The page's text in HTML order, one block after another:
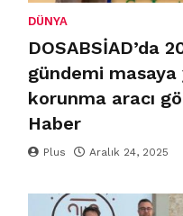
DÜNYA
DOSABSİAD’da
gündemi masaya
korunma aracı
Haber
Plus Aralık 24, 2025